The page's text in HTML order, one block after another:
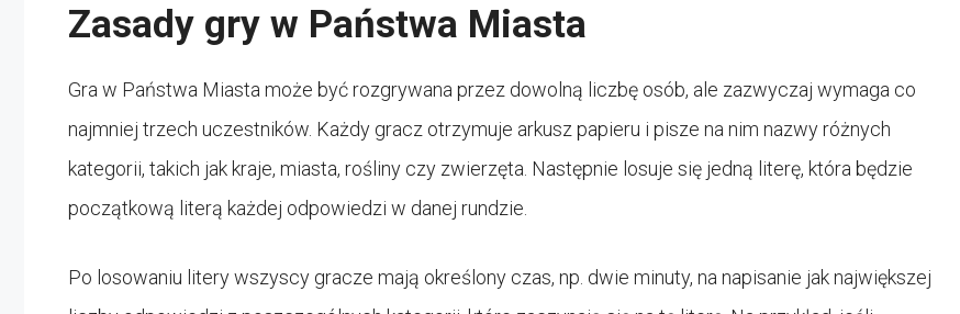
Zasady gry w Państwa Miasta
Gra w Państwa Miasta może być rozgrywana przez dowolną liczbę osób, ale zazwyczaj wymaga co
najmniej trzech uczestników. Każdy gracz otrzymuje arkusz papieru i pisze na nim nazwy różnych
kategorii, takich jak kraje, miasta, rośliny czy zwierzęta. Następnie losuje się jedną literę, która będzie
początkową literą każdej odpowiedzi w danej rundzie.
Po losowaniu litery wszyscy gracze mają określony czas, np. dwie minuty, na napisanie jak największej